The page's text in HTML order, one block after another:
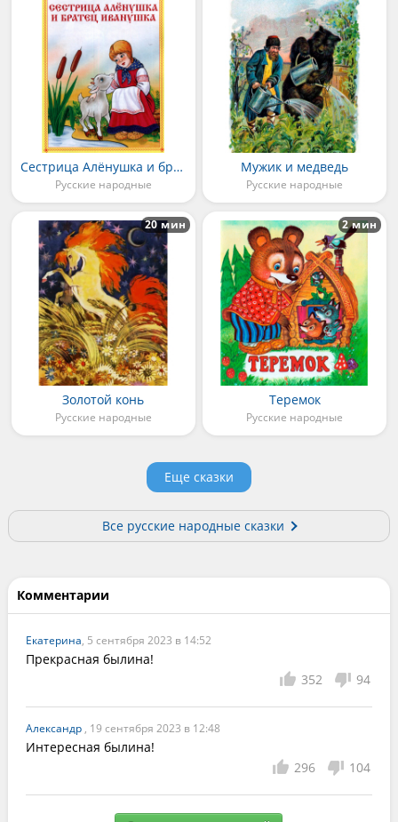
Сестрица Алёнушка и братец Иванушка
Русские народные
Мужик и медведь
Русские народные
Золотой конь
Русские народные
20 мин
Теремок
Русские народные
2 мин
Еще сказки
Все русские народные сказки
Комментарии
Екатерина, 5 сентября 2023 в 14:52
Прекрасная былина!
352
94
Александр , 19 сентября 2023 в 12:48
Интересная былина!
296
104